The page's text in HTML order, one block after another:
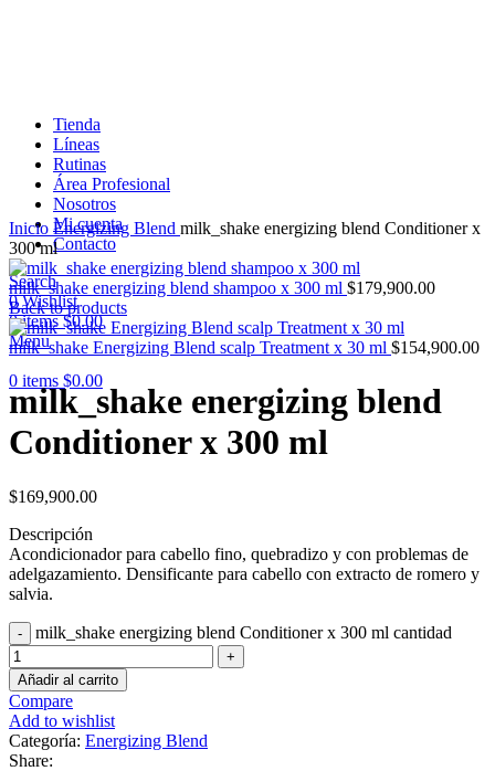
Tienda
Líneas
Rutinas
Área Profesional
Nosotros
Mi cuenta
Contacto
Search
0Wishlist
0items $0.00
Menu
0 items $0.00
Click to enlarge
Inicio Energizing Blend milk_shake energizing blend Conditioner x
300 ml
milk_shake energizing blend shampoo x 300 ml $179,900.00
Back to products
milk_shake Energizing Blend scalp Treatment x 30 ml $154,900.00
milk_shake energizing blend
Conditioner x 300 ml
$169,900.00
Descripción
Acondicionador para cabello fino, quebradizo y con problemas de
adelgazamiento. Densificante para cabello con extracto de romero y
salvia.
milk_shake energizing blend Conditioner x 300 ml cantidad
Añadir al carrito
Compare
Add to wishlist
Categoría: Energizing Blend
Share: